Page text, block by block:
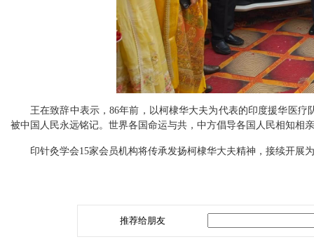
王在致辞中表示，86年前，以柯棣华大夫为代表的印度援华医
被中国人民永远铭记。世界各国命运与共，中方倡导各国人民相知相
印针灸学会15家会员机构将传承发扬柯棣华大夫精神，接续开展
推荐给朋友